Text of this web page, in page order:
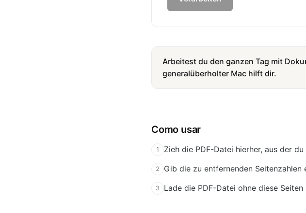
Arbeitest du den ganzen Tag mit
generalüberholter Mac hilft dir.
Como usar
1 Zieh die PDF-Datei hierher, aus der
2 Gib die zu entfernenden Seitenzahlen
3 Lade die PDF-Datei ohne diese